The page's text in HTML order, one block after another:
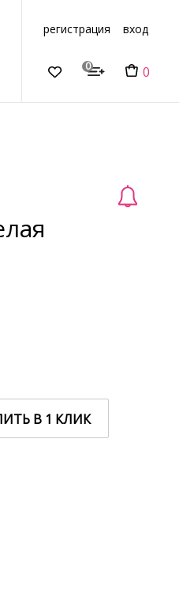
регистрация вход
0 0
В 1 КЛИК